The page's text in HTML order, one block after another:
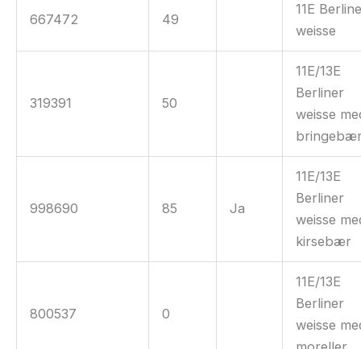
667472 49
11E
weisse
319391 50
11E/13E
Berliner
weisse
998690 85 Ja
11E/13E
Berliner
weisse
kirsebær
800537 0
11E/13E
Berliner
weisse